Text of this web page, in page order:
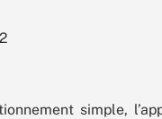
simple,